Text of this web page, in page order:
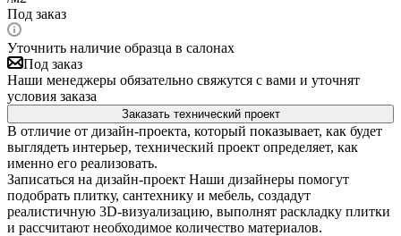
Под заказ
Уточнить наличие образца в салонах
Под заказ
Наши менеджеры обязательно свяжутся с вами и уточнят
условия заказа
Заказать технический проект
В отличие от дизайн-проекта, который показывает, как будет
выглядеть интерьер, технический проект определяет, как
именно его реализовать.
Записаться на дизайн-проект Наши дизайнеры помогут
подобрать плитку, сантехнику и мебель, создадут
реалистичную 3D-визуализацию, выполнят раскладку плитки
и рассчитают необходимое количество материалов.